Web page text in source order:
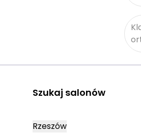
Szukaj salonów
Rzeszów